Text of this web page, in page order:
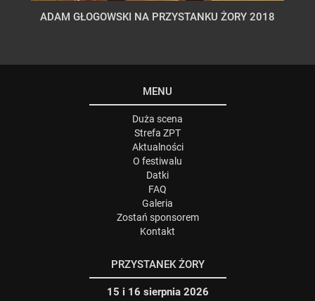
ADAM GŁOGOWSKI NA PRZYSTANKU ŻORY 2018
MENU
Duża scena
Strefa ZPT
Aktualności
O festiwalu
Datki
FAQ
Galeria
Zostań sponsorem
Kontakt
PRZYSTANEK ŻORY
15 i 16 sierpnia 2026